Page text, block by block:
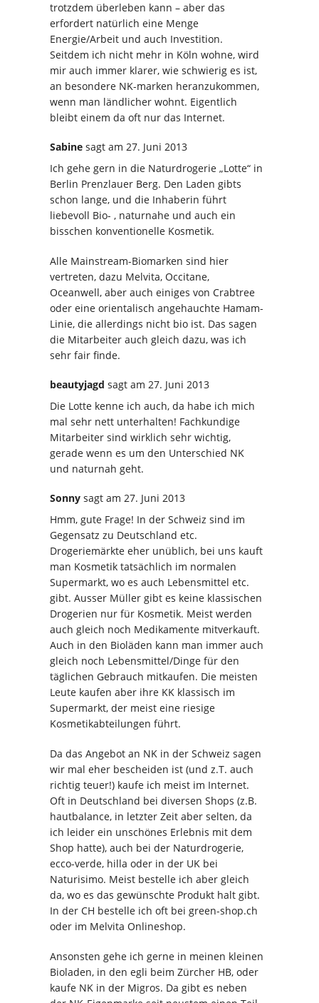
trotzdem überleben kann – aber das
erfordert natürlich eine Menge
Energie/Arbeit und auch Investition.
Seitdem ich nicht mehr in Köln wohne, wird
mir auch immer klarer, wie schwierig es ist,
an besondere NK-marken heranzukommen,
wenn man ländlicher wohnt. Eigentlich
bleibt einem da oft nur das Internet.
Sabine sagt am 27. Juni 2013
Ich gehe gern in die Naturdrogerie „Lotte“ in
Berlin Prenzlauer Berg. Den Laden gibts
schon lange, und die Inhaberin führt
liebevoll Bio- , naturnahe und auch ein
bisschen konventionelle Kosmetik.
Alle Mainstream-Biomarken sind hier
vertreten, dazu Melvita, Occitane,
Oceanwell, aber auch einiges von Crabtree
oder eine orientalisch angehauchte Hamam-
Linie, die allerdings nicht bio ist. Das sagen
die Mitarbeiter auch gleich dazu, was ich
sehr fair finde.
beautyjagd sagt am 27. Juni 2013
Die Lotte kenne ich auch, da habe ich mich
mal sehr nett unterhalten! Fachkundige
Mitarbeiter sind wirklich sehr wichtig,
gerade wenn es um den Unterschied NK
und naturnah geht.
Sonny sagt am 27. Juni 2013
Hmm, gute Frage! In der Schweiz sind im
Gegensatz zu Deutschland etc.
Drogeriemärkte eher unüblich, bei uns kauft
man Kosmetik tatsächlich im normalen
Supermarkt, wo es auch Lebensmittel etc.
gibt. Ausser Müller gibt es keine klassischen
Drogerien nur für Kosmetik. Meist werden
auch gleich noch Medikamente mitverkauft.
Auch in den Bioläden kann man immer auch
gleich noch Lebensmittel/Dinge für den
täglichen Gebrauch mitkaufen. Die meisten
Leute kaufen aber ihre KK klassisch im
Supermarkt, der meist eine riesige
Kosmetikabteilungen führt.
Da das Angebot an NK in der Schweiz sagen
wir mal eher bescheiden ist (und z.T. auch
richtig teuer!) kaufe ich meist im Internet.
Oft in Deutschland bei diversen Shops (z.B.
hautbalance, in letzter Zeit aber selten, da
ich leider ein unschönes Erlebnis mit dem
Shop hatte), auch bei der Naturdrogerie,
ecco-verde, hilla oder in der UK bei
Naturisimo. Meist bestelle ich aber gleich
da, wo es das gewünschte Produkt halt gibt.
In der CH bestelle ich oft bei green-shop.ch
oder im Melvita Onlineshop.
Ansonsten gehe ich gerne in meinen kleinen
Bioladen, in den egli beim Zürcher HB, oder
kaufe NK in der Migros. Da gibt es neben